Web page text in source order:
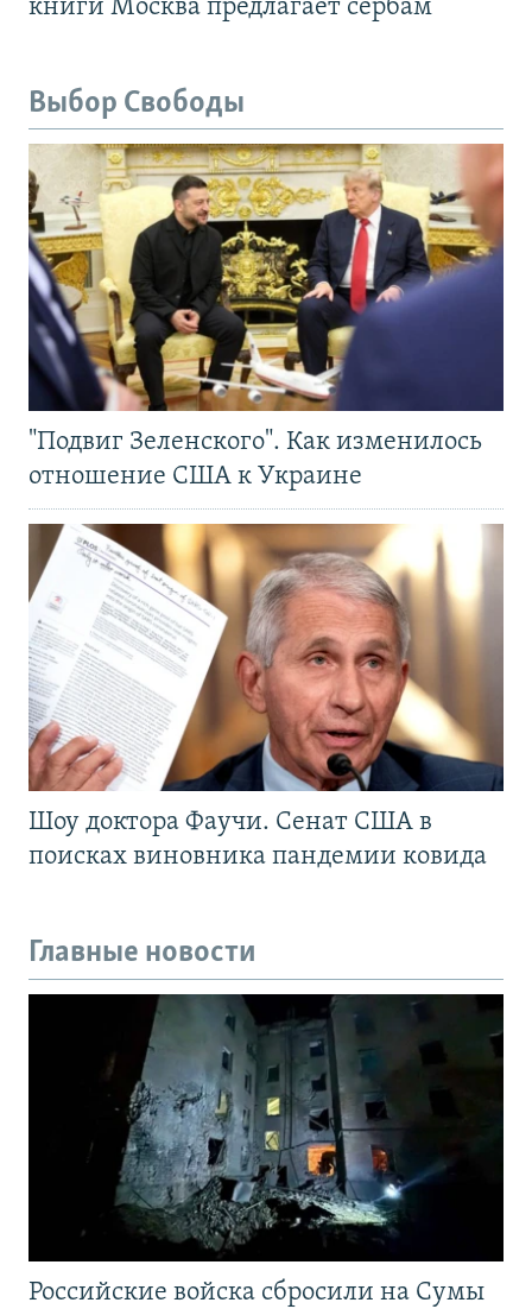
книги Москва предлагает сербам
Выбор Свободы
"Подвиг Зеленского". Как изменилось
отношение США к Украине
Шоу доктора Фаучи. Сенат США в
поисках виновника пандемии ковида
Главные новости
Российские войска сбросили на Сумы